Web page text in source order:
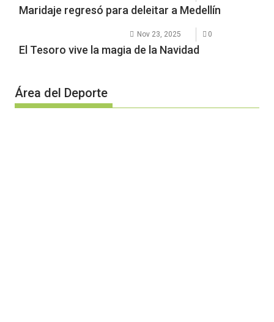
Maridaje regresó para deleitar a Medellín
Nov 23, 2025 0
El Tesoro vive la magia de la Navidad
Área del Deporte